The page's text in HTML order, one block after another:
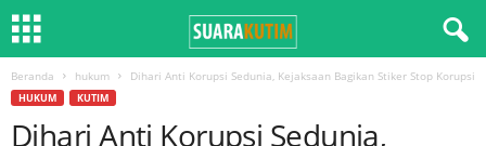
Beranda hukum Dihari Anti Korupsi Sedunia, Kejaksaan Bagikan Stiker Stop Korupsi
HUKUM KUTIM
Dihari Anti Korupsi Sedunia,